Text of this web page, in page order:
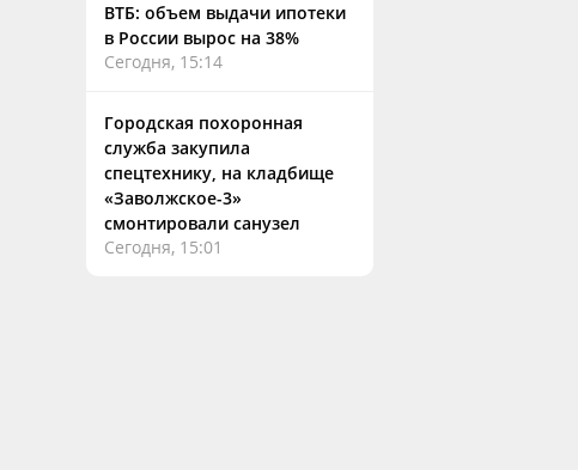
ВТБ: объем выдачи ипотеки
в России вырос на 38%
Сегодня, 15:14
Городская похоронная
служба закупила
спецтехнику, на кладбище
«Заволжское-3»
смонтировали санузел
Сегодня, 15:01